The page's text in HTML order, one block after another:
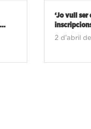
‘Jo vull ser
inscripcions
2 d'abril de